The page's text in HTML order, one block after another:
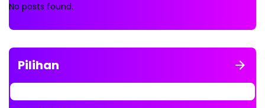
No posts found.
Pilihan